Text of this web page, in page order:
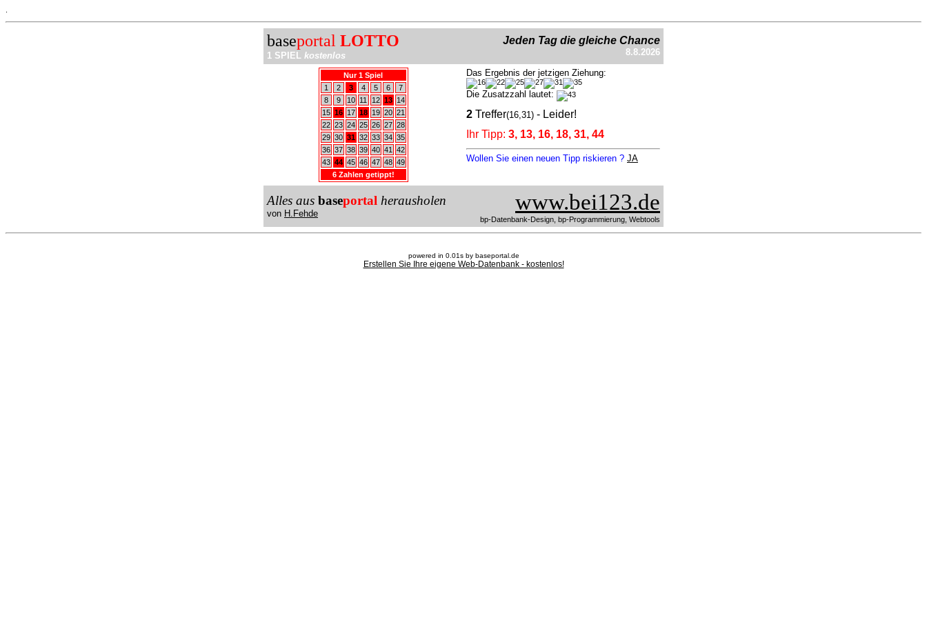
baseportal LOTTO
1 SPIEL kostenlos
Jeden Tag die gleiche Chance
8.8.2026
Nur 1 Spiel
1
2 3 4 5 6
7
8
9 10 11 12 13
14
15 16 17 18 19 20 21
22 23 24 25 26 27 28
29 30 31 32 33 34 35
36 37 38 39 40 41
42
43 44 45 46 47 48 49
6 Zahlen getippt!
Das Ergebnis der jetzigen Ziehung:
Die Zusatzzahl lautet:
2 Treffer(16,31) - Leider!
Ihr Tipp: 3, 13, 16, 18, 31, 44
Wollen Sie einen neuen Tipp riskieren ? JA
Alles aus baseportal herausholen
von H.Fehde www.bei123.de
bp-Datenbank-Design, bp-Programmierung, Webtools
powered in 0.01s by baseportal.de
Erstellen Sie Ihre eigene Web-Datenbank - kostenlos!